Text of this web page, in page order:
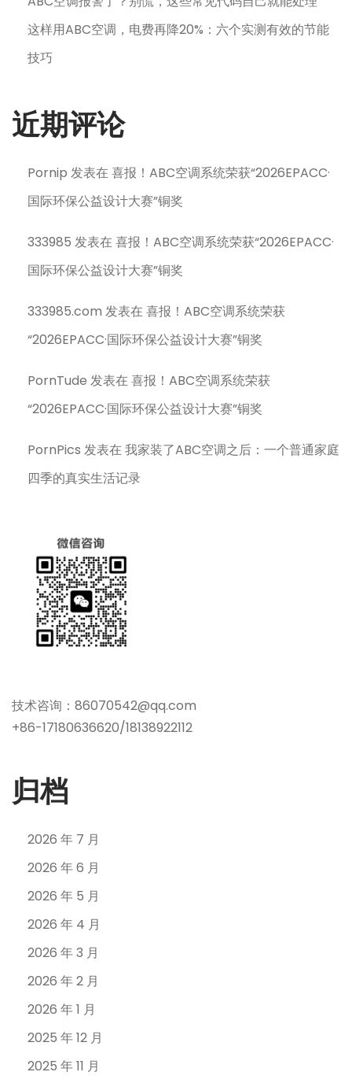
这样用ABC空调，电费再降20%：六个实测有效的节能
技巧
近期评论
Pornip 发表在喜报！ABC空调系统荣获“2026EPACC·
国际环保公益设计大赛”铜奖
333985 发表在喜报！ABC空调系统荣获“2026EPACC·
国际环保公益设计大赛”铜奖
333985.com 发表在喜报！ABC空调系统荣获
“2026EPACC·国际环保公益设计大赛”铜奖
PornTude 发表在喜报！ABC空调系统荣获
“2026EPACC·国际环保公益设计大赛”铜奖
PornPics 发表在我家装了ABC空调之后：一个普通家庭
四季的真实生活记录
技术咨询：86070542@qq.com
+86-17180636620/18138922112
归档
2026 年 7 月
2026 年 6 月
2026 年 5 月
2026 年 4 月
2026 年 3 月
2026 年 2 月
2026 年 1 月
2025 年 12 月
2025 年 11 月